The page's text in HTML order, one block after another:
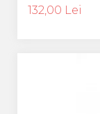
132,00 Lei